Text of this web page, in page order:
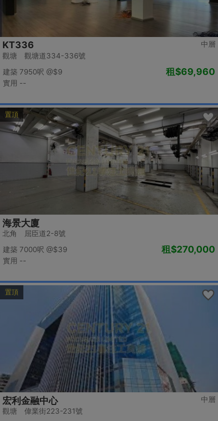
中層
KT336
觀塘 觀塘道334-336號
建築 7950呎 @$9
實用 --
租$69,960
置頂
海景大廈
北角 屈臣道2-8號
建築 7000呎 @$39
實用 --
租$270,000
置頂
中層
宏利金融中心
觀塘 偉業街223-231號